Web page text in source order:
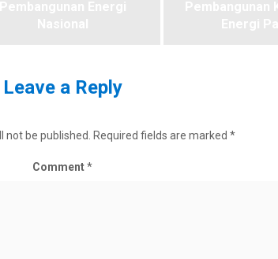
Leave a Reply
not be published. Required fields are marked *
Comment*